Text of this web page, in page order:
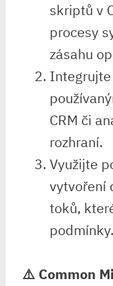
skriptů v
procesy
zásahu
Integrujte
CRM či
rozhraní.
Využijte
vytvoření⁣
toků,
podmínky.
⚠️ Common